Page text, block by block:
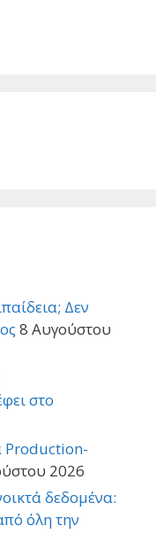
Δεν
8 Αυγούστου
στο
Production-
2026
δεδομένα:
όλη την